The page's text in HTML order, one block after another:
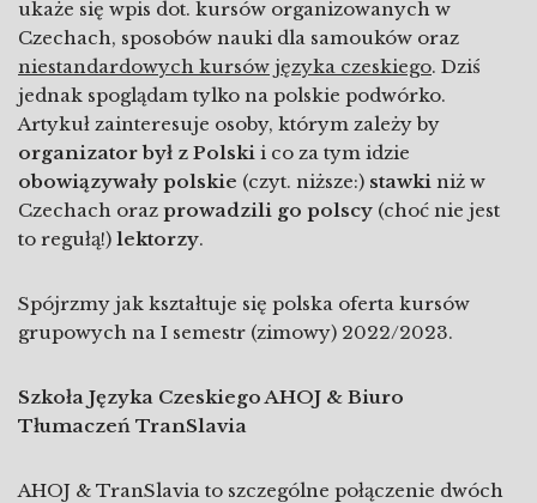
ukaże się wpis dot. kursów organizowanych w
Czechach, sposobów nauki dla samouków oraz
niestandardowych kursów języka czeskiego. Dziś
jednak spoglądam tylko na polskie podwórko.
Artykuł zainteresuje osoby, którym zależy by
organizator był z Polski i co za tym idzie
obowiązywały polskie (czyt. niższe:) stawki niż w
Czechach oraz prowadzili go polscy (choć nie jest
to regułą!) lektorzy.
Spójrzmy jak kształtuje się polska oferta kursów
grupowych na I semestr (zimowy) 2022/2023.
Szkoła Języka Czeskiego AHOJ & Biuro
Tłumaczeń TranSlavia
AHOJ & TranSlavia to szczególne połączenie dwóch